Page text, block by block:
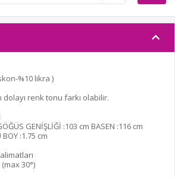
%10 likra )
renk tonu farkı olabilir.
GENİŞLİĞİ :103 cm BASEN :116 cm
BOY :1.75 cm
(max 30°)